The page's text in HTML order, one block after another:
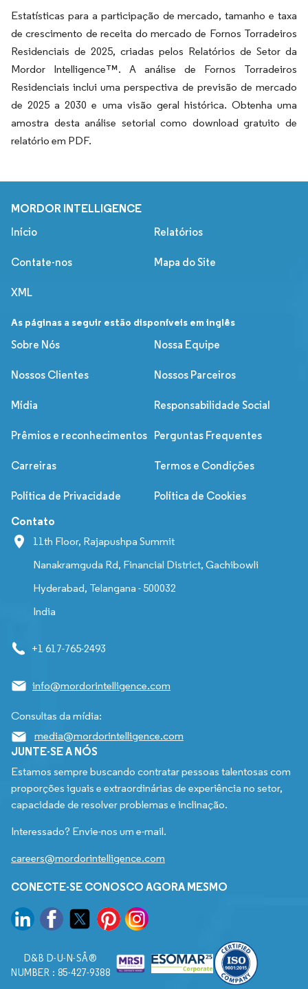
Estatísticas para a participação de mercado, tamanho e taxa
de crescimento de receita do mercado de Fornos Torradeiros
Residenciais de 2025, criadas pelos Relatórios de Setor da
Mordor Intelligence™. A análise de Fornos Torradeiros
Residenciais inclui uma perspectiva de previsão de mercado
de 2025 a 2030 e uma visão geral histórica. Obtenha uma
amostra desta análise setorial como download gratuito de
relatório em PDF.
MORDOR INTELLIGENCE
Início Relatórios
Contate-nos Mapa do Site
XML
As páginas a seguir estão disponíveis em inglês
Sobre Nós
Nossa Equipe
Nossos Clientes Nossos Parceiros
Mídia Responsabilidade Social
Prêmios e reconhecimentos Perguntas Frequentes
Carreiras Termos e Condições
Política de Privacidade Política de Cookies
Contato
11th Floor, Rajapushpa Summit
Nanakramguda Rd, Financial District, Gachibowli
Hyderabad, Telangana - 500032
India
+1 617-765-2493
info@mordorintelligence.com
Consultas da mídia:
media@mordorintelligence.com
JUNTE-SE A NÓS
Estamos sempre buscando contratar pessoas talentosas com
proporções iguais e extraordinárias de experiência no setor,
capacidade de resolver problemas e inclinação.
Interessado? Envie-nos um e-mail.
careers@mordorintelligence.com
CONECTE-SE CONOSCO AGORA MESMO
D&B D-U-N-SÂ®
NUMBER : 85-427-9388